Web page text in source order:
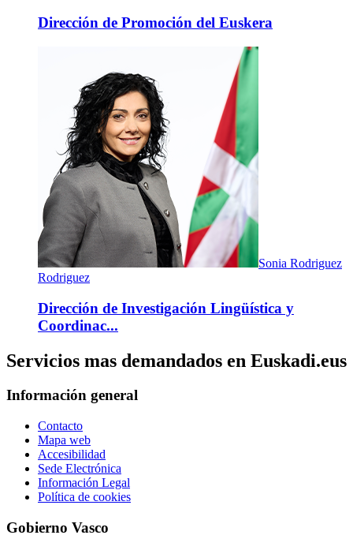
Dirección de Promoción del Euskera
Sonia Rodriguez
Rodriguez
Dirección de Investigación Lingüística y
Coordinac...
Servicios mas demandados en Euskadi.eus
Información general
Contacto
Mapa web
Accesibilidad
Sede Electrónica
Información Legal
Política de cookies
Gobierno Vasco